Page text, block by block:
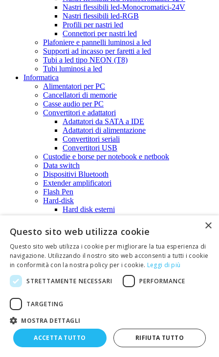
Nastri flessibili led-Monocromatici-24V
Nastri flessibili led-RGB
Profili per nastri led
Connettori per nastri led
Plafoniere e pannelli luminosi a led
Supporti ad incasso per faretti a led
Tubi a led tipo NEON (T8)
Tubi luminosi a led
Informatica
Alimentatori per PC
Cancellatori di memorie
Casse audio per PC
Convertitori e adattatori
Adattatori da SATA a IDE
Adattatori di alimentazione
Convertitori seriali
Convertitori USB
Custodie e borse per notebook e netbook
Data switch
Dispositivi Bluetooth
Extender amplificatori
Flash Pen
Hard-disk
Hard disk esterni
Hard disk interni
HUB USB
iPAD e iPAD2 (Accessori)
Lampade per computer
Lettori di barcode
Lettori di schede di memoria SD
Lettori di smart card
Microfoni multimediali
Mouse
Schede di espansione
Schede di espansione PCI (varie)
Schede PCMCIA
Schede di memoria - SD card
×
Questo sito web utilizza cookie
Questo sito web utilizza i cookie per migliorare la tua esperienza di
navigazione. Utilizzando il nostro sito web acconsenti a tutti i cookie
in conformità con la nostra policy per i cookie. Leggi di più
STRETTAMENTE NECESSARI
PERFORMANCE
TARGETING
MOSTRA DETTAGLI
ACCETTA TUTTO RIFIUTA TUTTO